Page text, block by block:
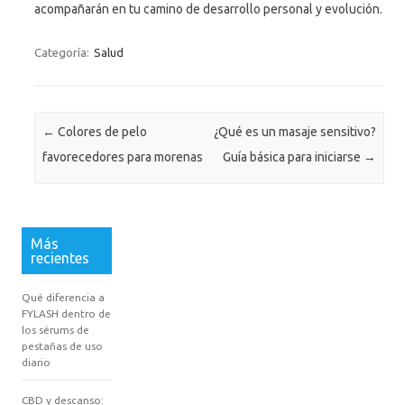
acompañarán en tu camino de desarrollo personal y evolución.
Categoría: Salud
Navegación de entradas
← Colores de pelo
favorecedores para morenas
¿Qué es un masaje sensitivo?
Guía básica para iniciarse →
Más
recientes
Qué diferencia a
FYLASH dentro de
los sérums de
pestañas de uso
diario
CBD y descanso: